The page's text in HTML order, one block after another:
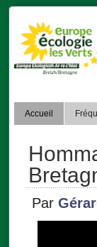
Accueil
Par